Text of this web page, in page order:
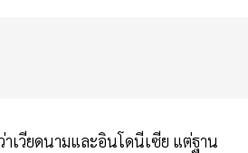
าเวียดนามและอินโดนีเซีย แต่ฐาน